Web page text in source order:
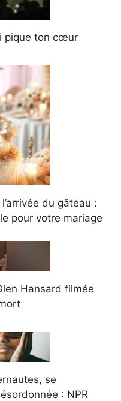
pique ton cœur
du gâteau :
pour votre mariage
Hansard filmée
se
: NPR